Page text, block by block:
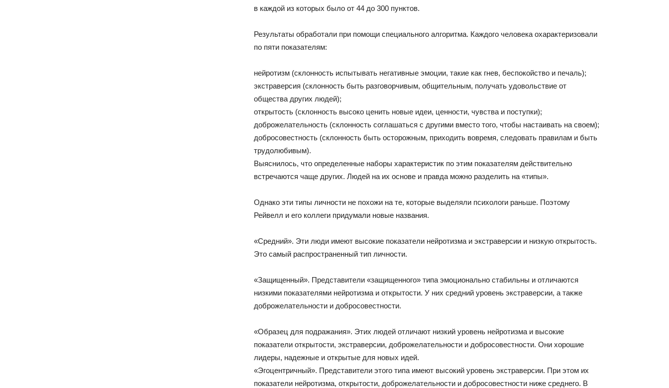
в каждой из которых было от 44 до 300 пунктов.
Результаты обработали при помощи специального алгоритма. Каждого человека охарактеризовали
по пяти показателям:
нейротизм (склонность испытывать негативные эмоции, такие как гнев, беспокойство и печаль);
экстраверсия (склонность быть разговорчивым, общительным, получать удовольствие от
общества других людей);
открытость (склонность высоко ценить новые идеи, ценности, чувства и поступки);
доброжелательность (склонность соглашаться с другими вместо того, чтобы настаивать на своем);
добросовестность (склонность быть осторожным, приходить вовремя, следовать правилам и быть
трудолюбивым).
Выяснилось, что определенные наборы характеристик по этим показателям действительно
встречаются чаще других. Людей на их основе и правда можно разделить на «типы».
Однако эти типы личности не похожи на те, которые выделяли психологи раньше. Поэтому
Рейвелл и его коллеги придумали новые названия.
«Средний». Эти люди имеют высокие показатели нейротизма и экстраверсии и низкую открытость.
Это самый распространенный тип личности.
«Защищенный». Представители «защищенного» типа эмоционально стабильны и отличаются
низкими показателями нейротизма и открытости. У них средний уровень экстраверсии, а также
доброжелательности и добросовестности.
«Образец для подражания». Этих людей отличают низкий уровень нейротизма и высокие
показатели открытости, экстраверсии, доброжелательности и добросовестности. Они хорошие
лидеры, надежные и открытые для новых идей.
«Эгоцентричный». Представители этого типа имеют высокий уровень экстраверсии. При этом их
показатели нейротизма, открытости, доброжелательности и добросовестности ниже среднего. В